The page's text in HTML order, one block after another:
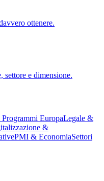
ottenere.
settore e dimensione.
EuropaLegale &
&
PMI & EconomiaSettori